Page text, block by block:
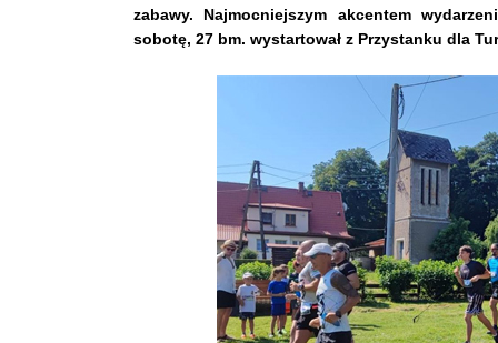
zabawy. Najmocniejszym akcentem
sobotę, 27 bm. wystartował z Przystanku dla